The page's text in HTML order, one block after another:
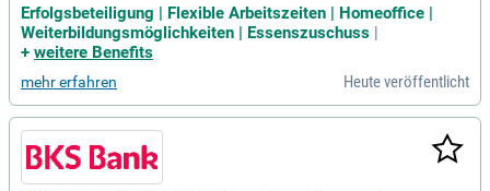
Erfolgsbeteiligung | Flexible Arbeitszeiten | Homeoffice |
Weiterbildungsmöglichkeiten | Essenszuschuss |
+ weitere Benefits
mehr erfahren Heute veröffentlicht